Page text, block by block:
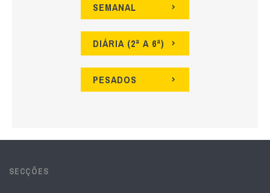
SEMANAL
DIÁRIA (2ª A 6ª)
PESADOS
SECÇÕES